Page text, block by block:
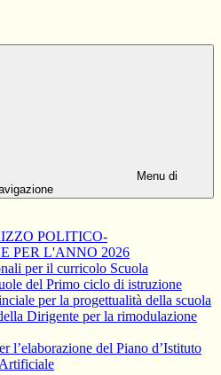
Menu di
POLITICO-
PER L'ANNO 2026
per il curricolo Scuola
del Primo ciclo di istruzione
per la progettualità della scuola
Dirigente per la rimodulazione
l’elaborazione del Piano d’Istituto